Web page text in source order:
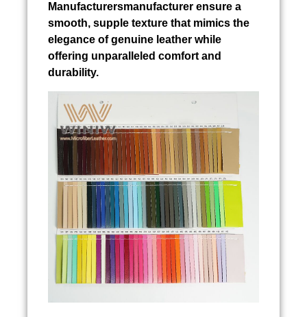
Manufacturersmanufacturer ensure a
smooth, supple texture that mimics the
elegance of genuine leather while
offering unparalleled comfort and
durability.